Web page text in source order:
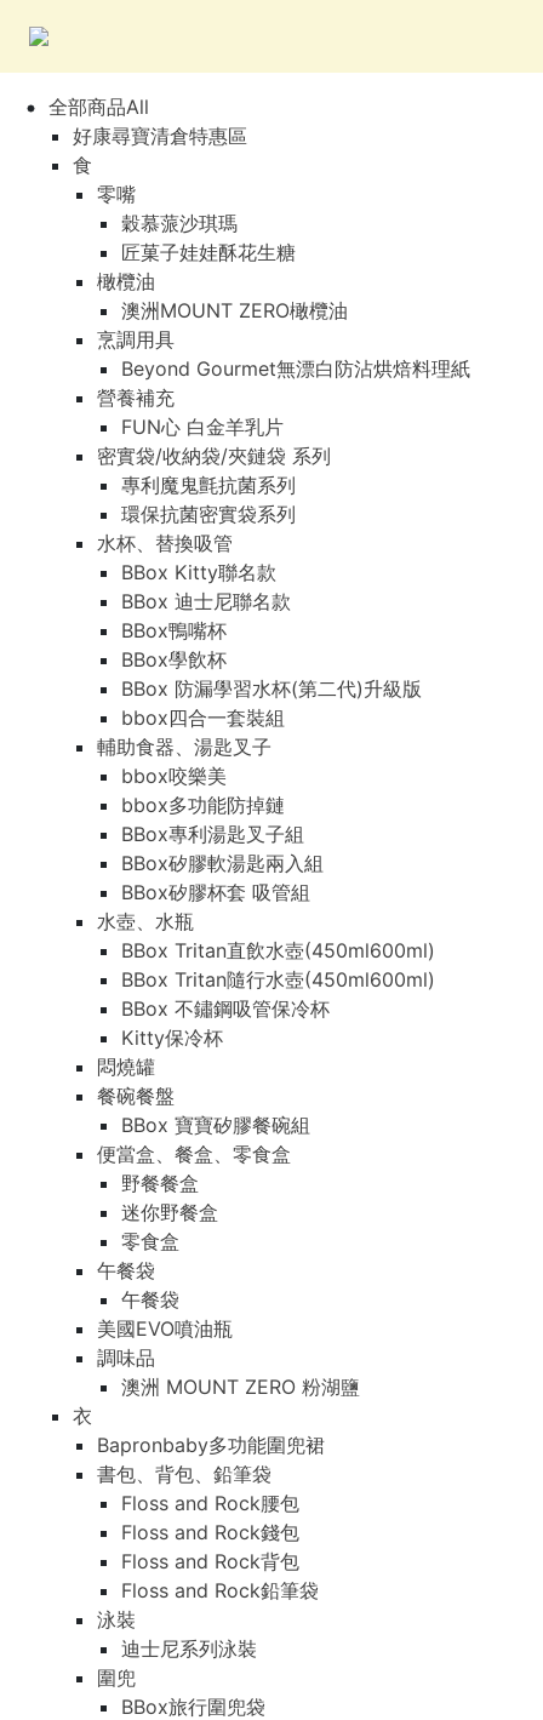
全部商品All
好康尋寶清倉特惠區
食
零嘴
穀慕蒎沙琪瑪
匠菓子娃娃酥花生糖
橄欖油
澳洲MOUNT ZERO橄欖油
烹調用具
Beyond Gourmet無漂白防沾烘焙料理紙
營養補充
FUN心 白金羊乳片
密實袋/收納袋/夾鏈袋 系列
專利魔鬼氈抗菌系列
環保抗菌密實袋系列
水杯、替換吸管
BBox Kitty聯名款
BBox 迪士尼聯名款
BBox鴨嘴杯
BBox學飲杯
BBox 防漏學習水杯(第二代)升級版
bbox四合一套裝組
輔助食器、湯匙叉子
bbox咬樂美
bbox多功能防掉鏈
BBox專利湯匙叉子組
BBox矽膠軟湯匙兩入組
BBox矽膠杯套 吸管組
水壺、水瓶
BBox Tritan直飲水壺(450ml600ml)
BBox Tritan隨行水壺(450ml600ml)
BBox 不鏽鋼吸管保冷杯
Kitty保冷杯
悶燒罐
餐碗餐盤
BBox 寶寶矽膠餐碗組
便當盒、餐盒、零食盒
野餐餐盒
迷你野餐盒
零食盒
午餐袋
午餐袋
美國EVO噴油瓶
調味品
澳洲 MOUNT ZERO 粉湖鹽
衣
Bapronbaby多功能圍兜裙
書包、背包、鉛筆袋
Floss and Rock腰包
Floss and Rock錢包
Floss and Rock背包
Floss and Rock鉛筆袋
泳裝
迪士尼系列泳裝
圍兜
BBox旅行圍兜袋